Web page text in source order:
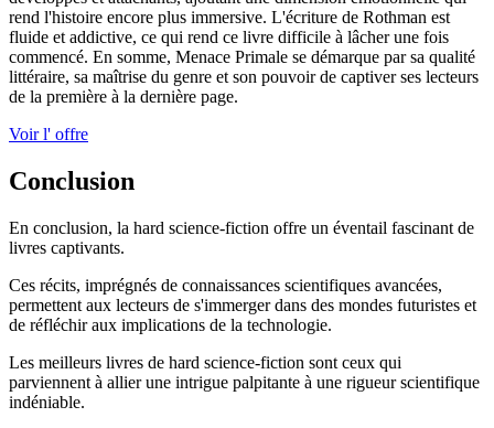
rend l'histoire encore plus immersive. L'écriture de Rothman est
fluide et addictive, ce qui rend ce livre difficile à lâcher une fois
commencé. En somme, Menace Primale se démarque par sa qualité
littéraire, sa maîtrise du genre et son pouvoir de captiver ses lecteurs
de la première à la dernière page.
Voir l' offre
Conclusion
En conclusion, la hard science-fiction offre un éventail fascinant de
livres captivants.
Ces récits, imprégnés de connaissances scientifiques avancées,
permettent aux lecteurs de s'immerger dans des mondes futuristes et
de réfléchir aux implications de la technologie.
Les meilleurs livres de hard science-fiction sont ceux qui
parviennent à allier une intrigue palpitante à une rigueur scientifique
indéniable.